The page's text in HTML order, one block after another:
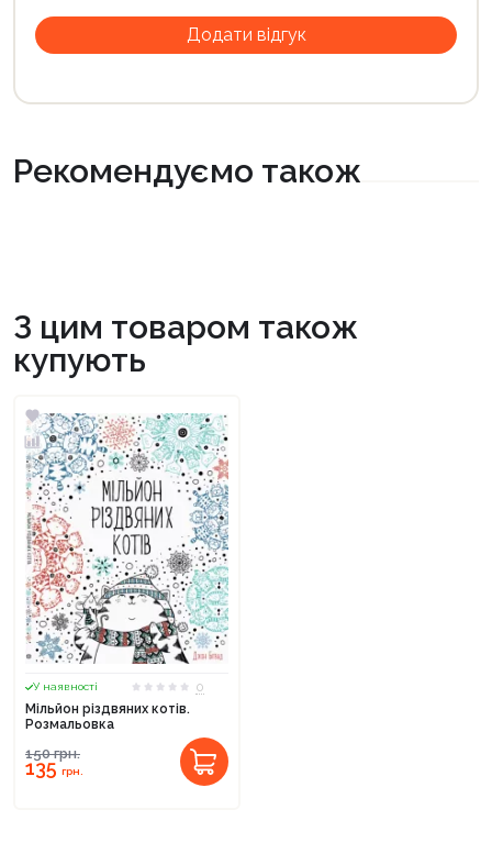
Рекомендуємо також
З цим товаром також
купують
У наявності
0
Мільйон різдвяних котів.
Розмальовка
150грн.
135грн.